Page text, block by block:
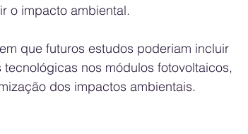
o impacto ambiental.
que futuros estudos poderiam incluir
nos módulos fotovoltaicos,
dos impactos ambientais.